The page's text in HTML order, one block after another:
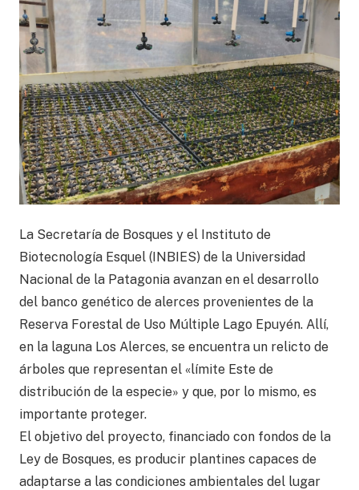
La Secretaría de Bosques y el Instituto de
Biotecnología Esquel (INBIES) de la Universidad
Nacional de la Patagonia avanzan en el desarrollo
del banco genético de alerces provenientes de la
Reserva Forestal de Uso Múltiple Lago Epuyén. Allí,
en la laguna Los Alerces, se encuentra un relicto de
árboles que representan el «límite Este de
distribución de la especie» y que, por lo mismo, es
importante proteger.
El objetivo del proyecto, financiado con fondos de la
Ley de Bosques, es producir plantines capaces de
adaptarse a las condiciones ambientales del lugar